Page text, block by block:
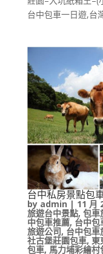
台中包車一日遊,台
台中私房景點包
by admin | 11 月
旅遊台中景點, 包車
中包車推薦, 台中包
旅遊公司, 台中包車
社古堡莊園包車, 東
包車, 馬力埔彩繪村